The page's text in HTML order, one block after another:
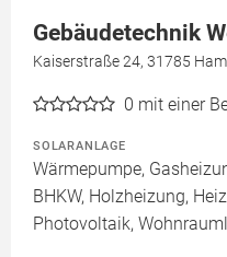
Gebäudetechnik
Kaiserstraße 24, 31785
0 mit einer
SOLARANLAGE
Wärmepumpe,
BHKW, Holzheizung,
Photovoltaik,